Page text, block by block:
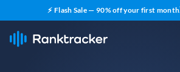
⚡ Flash Sale — 90% off your first month